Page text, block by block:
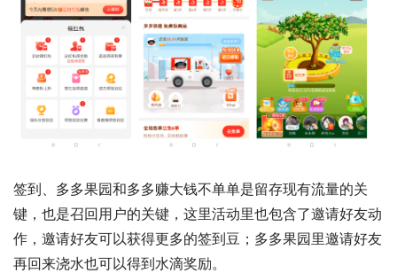
签到、多多果园和多多赚大钱不单单是留存现有流量的关
键，也是召回用户的关键，这里活动里也包含了邀请好友动
作，邀请好友可以获得更多的签到豆；多多果园里邀请好友
再回来浇水也可以得到水滴奖励。